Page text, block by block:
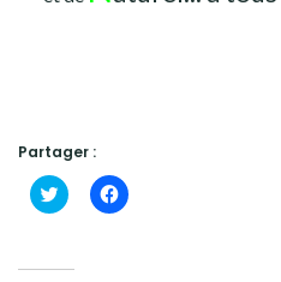
Partager :
Cliquez
pour
dans
Cliquez
pour